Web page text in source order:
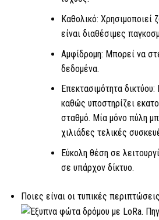
Καθολικό: Χρησιμοποιεί
είναι διαθέσιμες
Αμφίδρομη: Μπορεί να
δεδομένα.
Επεκτασιμότητα
καθώς υποστηρίζει
σταθμό. Μία μόνο πύλη
χιλιάδες τελικές
Εύκολη θέση σε
σε υπάρχον δίκτυο.
Ποιες είναι οι τυπικές